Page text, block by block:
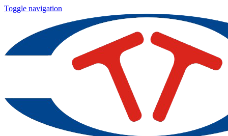
Toggle navigation